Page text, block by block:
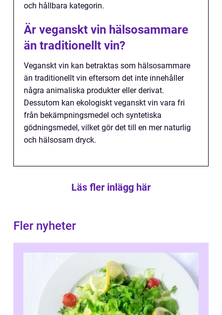
och hållbara kategorin.
Är veganskt vin hälsosammare
än traditionellt vin?
Veganskt vin kan betraktas som hälsosammare
än traditionellt vin eftersom det inte innehåller
några animaliska produkter eller derivat.
Dessutom kan ekologiskt veganskt vin vara fri
från bekämpningsmedel och syntetiska
gödningsmedel, vilket gör det till en mer naturlig
och hälsosam dryck.
Läs fler inlägg här
Fler nyheter